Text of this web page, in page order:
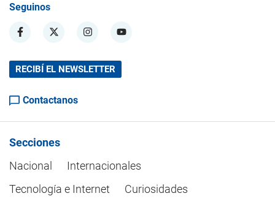
Seguinos
RECIBÍ EL NEWSLETTER
Contactanos
Secciones
Nacional
Internacionales
Tecnología e Internet
Curiosidades